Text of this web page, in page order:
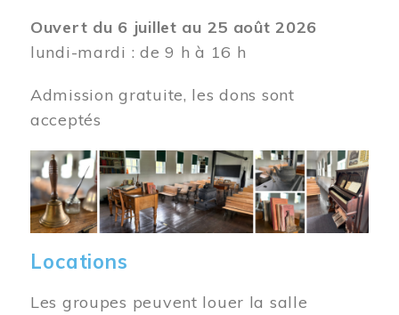
Ouvert du 6 juillet au 25 août 2026
lundi-mardi : de 9 h à 16 h
Admission gratuite, les dons sont
acceptés
Image
Locations
Les groupes peuvent louer la salle